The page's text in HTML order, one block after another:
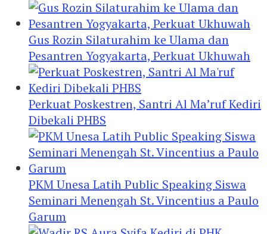
Gus Rozin Silaturahim ke Ulama dan
Pesantren Yogyakarta, Perkuat Ukhuwah
Perkuat Poskestren, Santri Al Ma’ruf Kediri
Dibekali PHBS
PKM Unesa Latih Public Speaking Siswa
Seminari Menengah St. Vincentius a Paulo
Garum